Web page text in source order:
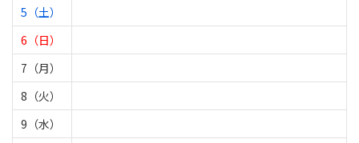
5（土）
6（日）
7（月）
8（火）
9（水）